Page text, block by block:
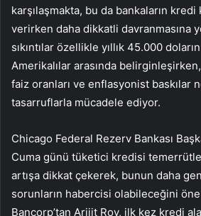
karşılaşmakta, bu da bankaların
verirken daha dikkatli davranmasına
sıkıntılar özellikle yıllık 45.000
Amerikalılar arasında
faiz oranları ve enflasyonist baskılar
tasarruflarla mücadele ediyor.
Chicago Federal Rezerv Bankası
Cuma günü tüketici kredisi
artışa dikkat çekerek, bunun daha
sorunların habercisi olabileceğini
Bancorp’tan Arijit Roy, ilk kez kredi